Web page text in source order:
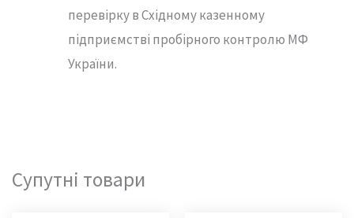
перевірку в Східному казенному
підприємстві пробірного контролю МФ
України.
Супутні товари